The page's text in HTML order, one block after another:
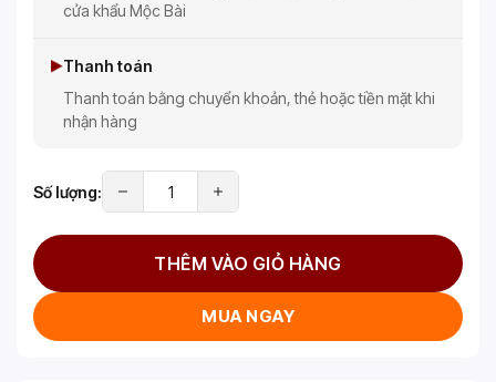
cửa khẩu Mộc Bài
Thanh toán
Thanh toán bằng chuyển khoản, thẻ hoặc tiền mặt khi
nhận hàng
Số lượng:
THÊM VÀO GIỎ HÀNG
MUA NGAY